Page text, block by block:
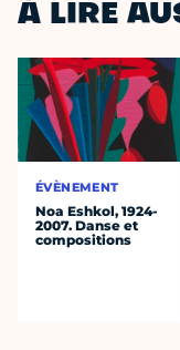
À LIRE
ÉVÈNEMENT
Noa Eshkol, 1924-
2007. Danse et
compositions